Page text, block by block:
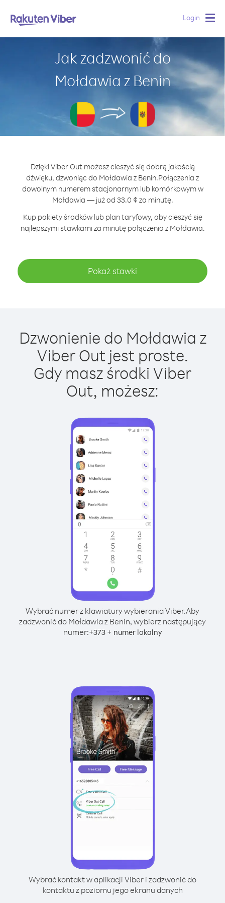
Login
Jak zadzwonić do
Mołdawia z Benin
Dzięki Viber Out możesz cieszyć się dobrą jakością
dźwięku, dzwoniąc do Mołdawia z Benin.Połączenia z
dowolnym numerem stacjonarnym lub komórkowym w
Mołdawia — już od 33.0 ¢ za minutę.
Kup pakiety środków lub plan taryfowy, aby cieszyć się
najlepszymi stawkami za minutę połączenia z Mołdawia.
Pokaż stawki
Dzwonienie do Mołdawia z
Viber Out jest proste.
Gdy masz środki Viber
Out, możesz:
Wybrać numer z klawiatury wybierania Viber.Aby
zadzwonić do Mołdawia z Benin, wybierz następujący
numer:+373+ numer lokalny
Wybrać kontakt w aplikacji Viber i zadzwonić do
kontaktu z poziomu jego ekranu danych